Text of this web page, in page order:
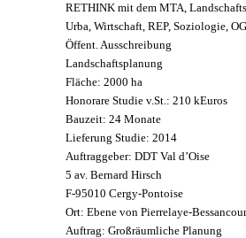
RETHINK mit dem MTA,
Urba, Wirtschaft, REP, Soziologie,
Öffent. Ausschreibung
Landschaftsplanung
Fläche: 2000 ha
Honorare Studie v.St.: 210 kEuros
Bauzeit: 24 Monate
Lieferung Studie: 2014
Auftraggeber: DDT Val d’Oise
5 av. Bernard Hirsch
F-95010 Cergy-Pontoise
Ort: Ebene von Pierrelaye-
Auftrag: Großräumliche Planung